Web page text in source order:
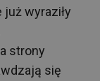
wyraziły
strony
się